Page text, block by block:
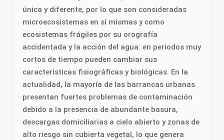
única y diferente, por lo que son consideradas
microecosistemas en sí mismas y como
ecosistemas frágiles por su orografía
accidentada y la acción del agua: en periodos muy
cortos de tiempo pueden cambiar sus
características fisiográficas y biológicas. En la
actualidad, la mayoría de las barrancas urbanas
presentan fuertes problemas de contaminación
debido a la presencia de abundante basura,
descargas domiciliarias a cielo abierto y zonas de
alto riesgo sin cubierta vegetal, lo que genera